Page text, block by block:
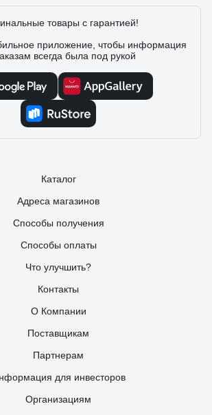
товары с гарантией!
приложение, чтобы информация
всегда была под рукой
Каталог
Адреса магазинов
Способы получения
Способы оплаты
Что улучшить?
Контакты
О Компании
Поставщикам
Партнерам
для инвесторов
Организациям